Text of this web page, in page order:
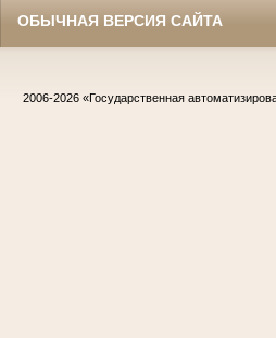
ОБЫЧНАЯ ВЕРСИЯ САЙТА
2006-2026 «Государственная